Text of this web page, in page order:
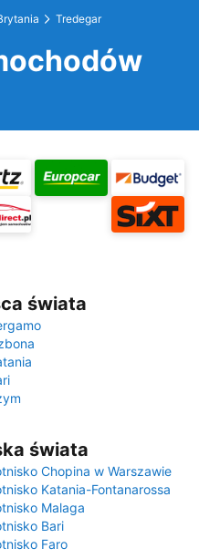
Tredegar
świata
świata
Chopina w Warszawie
Katania-Fontanarossa
Malaga
Bari
Faro